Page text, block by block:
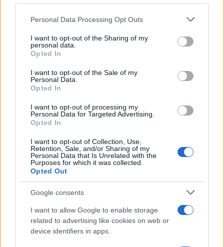
Please note that this website/app uses one or more Google
not limited to your visit or usage behaviour. You may click to
grant or deny consent to Google and its third-party tags to
use your data for below specified purposes in below Google
consent section.
Personal Data Processing Opt Outs
I want to opt-out of the Sharing of my
personal data.
Opted In
I want to opt-out of the Sale of my
Personal Data.
Opted In
I want to opt-out of processing my
Personal Data for Targeted Advertising.
Opted In
I want to opt-out of Collection, Use,
Retention, Sale, and/or Sharing of my
Personal Data that Is Unrelated with the
Purposes for which it was collected.
Opted Out
Google consents
I want to allow Google to enable storage
related to advertising like cookies on web or
device identifiers in apps.
érdekesség továbbá, hogy szombat estére nagyszabású
musicalshow-val készülnek sztárok közreműködésével.
Fajcsi Ferenc bejelentette: mobiltelefonos fotópályázatot is
hirdetnek, melynek lényege, hogy a fesztivál közönsége
Facebook-oldalára – a legjobb alkotásokat díjazni fogják. A
színházban pedig kiállítják Rákos Ildikó komlói fotóművész
tavalyi fesztiválról készített legjobb képeit. A házigazda
kiemelte: az amatőr színházi világ négynapos ünnepének
Pataki András, a Soproni Petőfi Színház igazgató-
főrendezője, a KASZT fesztiváligazgatója ismertette az idei
versenyprogramot, melyben tizenhárom produkció kapott
Az előadások: